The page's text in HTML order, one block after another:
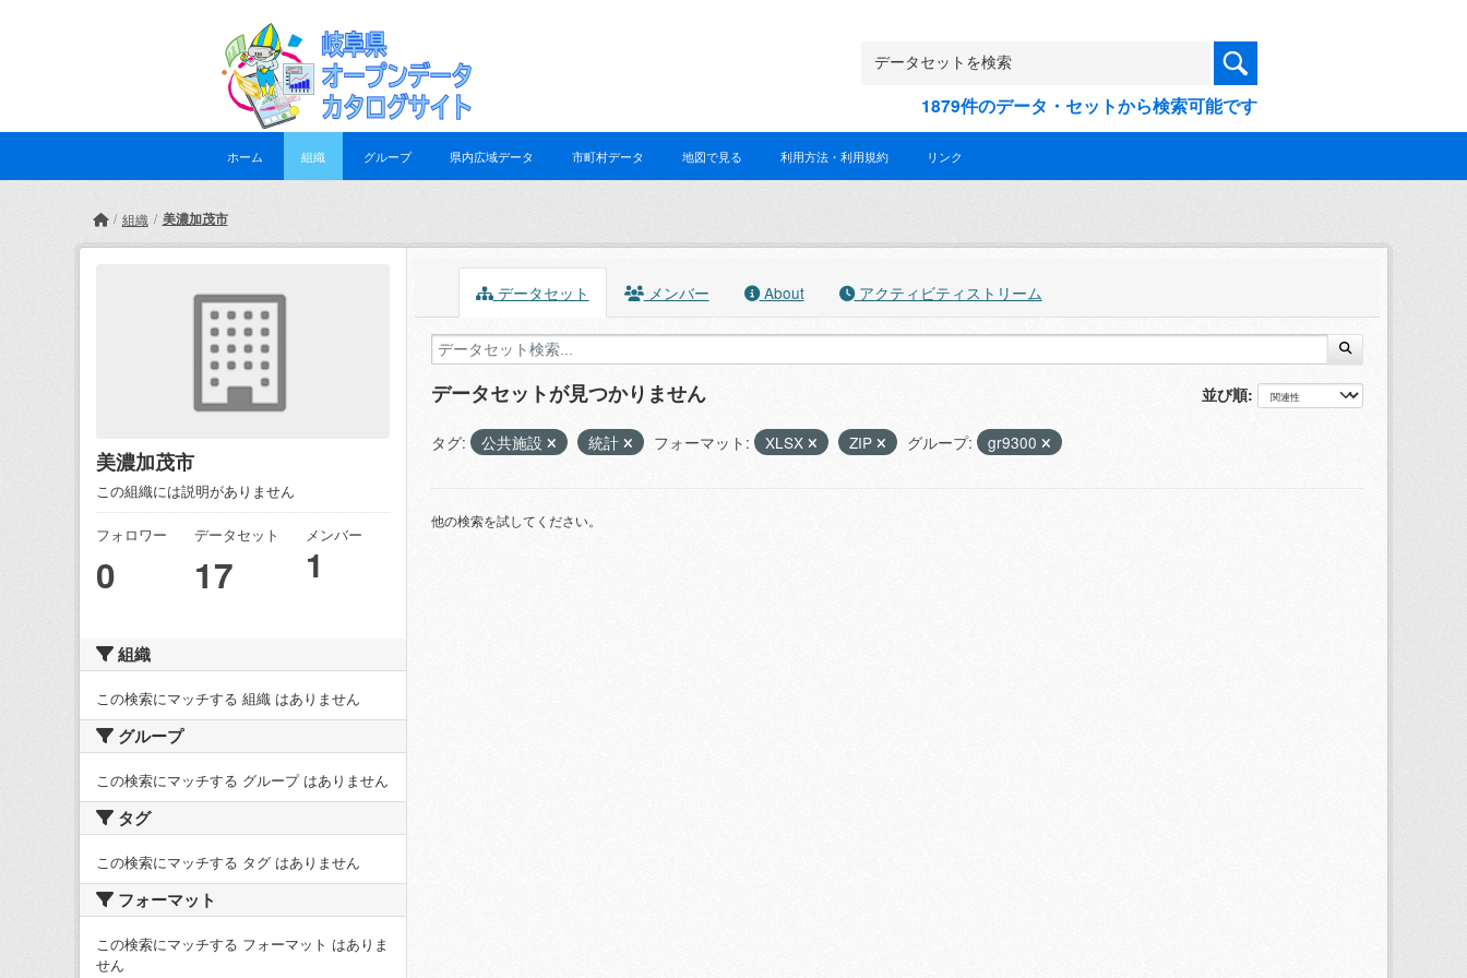
1879件のデータ・セットから検索可能です
ホーム 組織 グループ 県内広域データ 市町村データ 地図で見る 利用方法・利用規約 リンク
組織 美濃加茂市
美濃加茂市
この組織には説明がありません
フォロワー
0
データセット
17
メンバー
1
組織
この検索にマッチする 組織 はありません
グループ
この検索にマッチする グループ はありません
タグ
この検索にマッチする タグ はありません
フォーマット
この検索にマッチする フォーマット はありま
せん
データセット メンバー About アクティビティストリーム
並び順
データセットが見つかりません
タグ: 公共施設 統計 フォーマット: XLSX ZIP グループ: gr9300
他の検索を試してください。